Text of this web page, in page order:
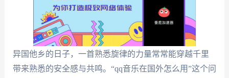
异国他乡的日子，一首熟悉旋律的力量常常能穿越千里
带来熟悉的安全感与共鸣。“qq音乐在国外怎么用”这个问